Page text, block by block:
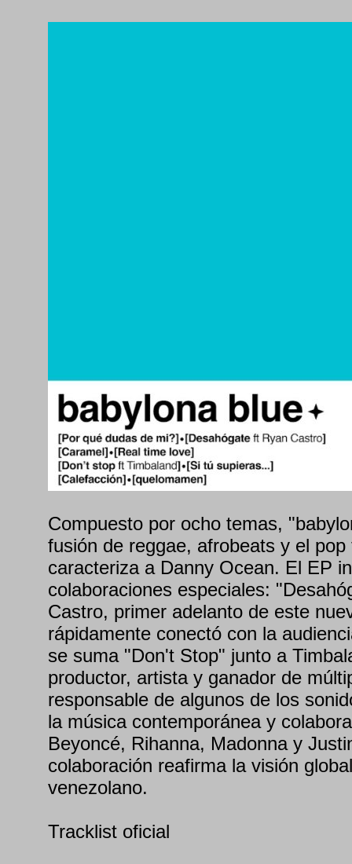
Compuesto por ocho temas,
fusión de reggae, afrobeats y el
caracteriza a Danny Ocean. El EP
colaboraciones especiales:
Castro, primer adelanto de este
rápidamente conectó con la
se suma "Don't Stop" junto a
productor, artista y ganador de
responsable de algunos de los
la música contemporánea y
Beyoncé, Rihanna, Madonna y
colaboración reafirma la visión
venezolano.
Tracklist oficial